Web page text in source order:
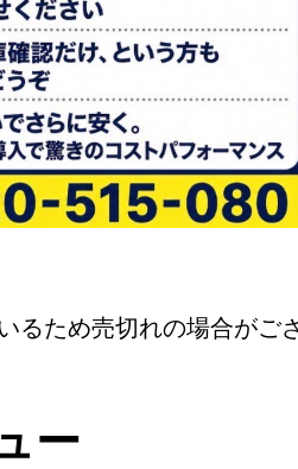
るため売切れの場合がご
ー